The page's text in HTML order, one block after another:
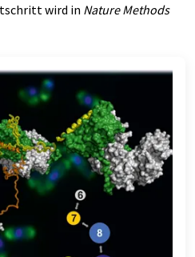
wird in Nature Methods